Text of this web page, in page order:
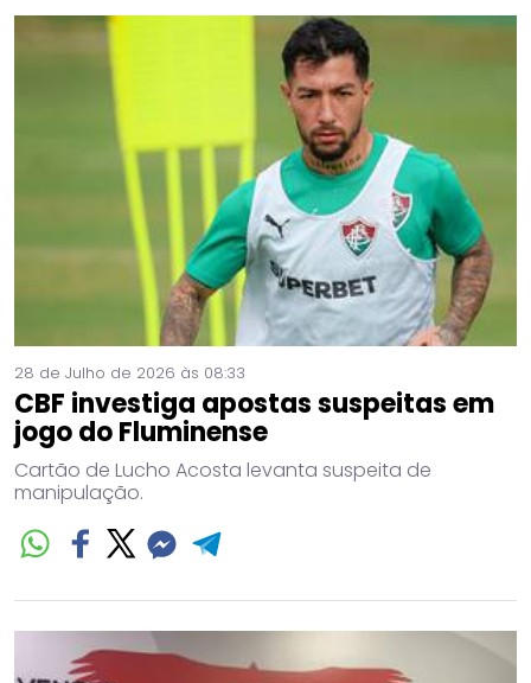
28 de Julho de 2026 às 08:33
CBF investiga apostas suspeitas em
jogo do Fluminense
Cartão de Lucho Acosta levanta suspeita de
manipulação.